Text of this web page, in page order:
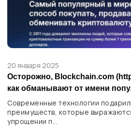
20 января 2025
Осторожно, Blockchain.com
как обманывают от имени
Современные технологии
преимуществ, которые
упрощении п...